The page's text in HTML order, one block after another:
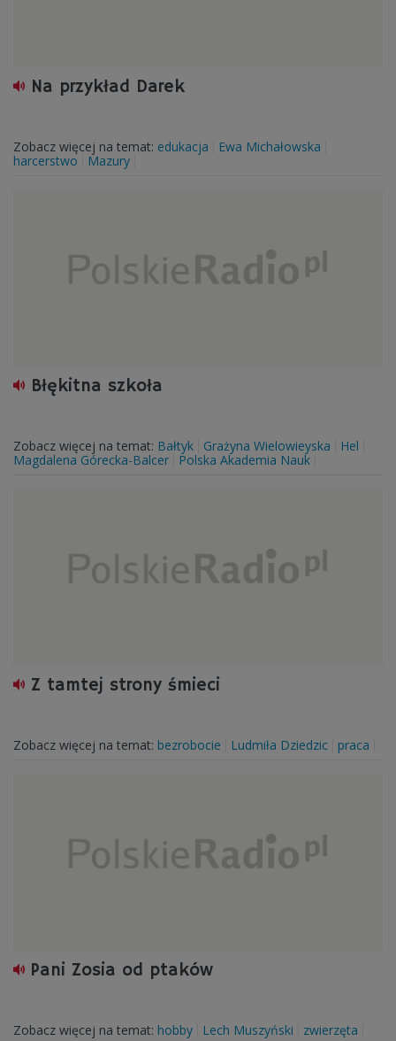
Na przykład Darek
Zobacz więcej na temat: edukacja
Ewa Michałowska
harcerstwo
Mazury
Błękitna szkoła
Zobacz więcej na temat: Bałtyk Grażyna Wielowieyska
Hel
Magdalena Górecka-Balcer
Polska Akademia Nauk
Z tamtej strony śmieci
Zobacz więcej na temat: bezrobocie Ludmiła Dziedzic praca
Pani Zosia od ptaków
Zobacz więcej na temat: hobby Lech Muszyński zwierzęta